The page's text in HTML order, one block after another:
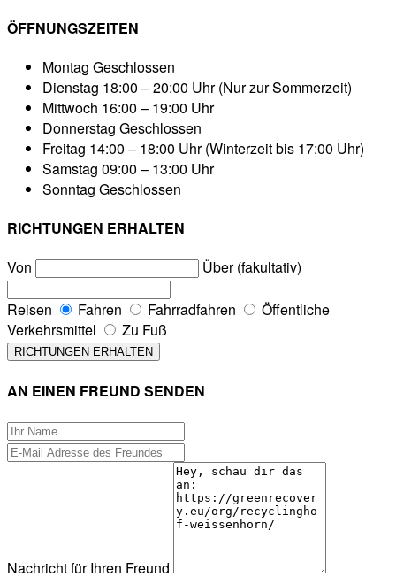
ÖFFNUNGSZEITEN
Montag Geschlossen
Dienstag 18:00 – 20:00 Uhr (Nur zur Sommerzeit)
Mittwoch 16:00 – 19:00 Uhr
Donnerstag Geschlossen
Freitag 14:00 – 18:00 Uhr (Winterzeit bis 17:00 Uhr)
Samstag 09:00 – 13:00 Uhr
Sonntag Geschlossen
RICHTUNGEN ERHALTEN
Von
Über (fakultativ)
Reisen Fahren Fahrradfahren
Öffentliche
Verkehrsmittel
Zu Fuß
AN EINEN FREUND SENDEN
Nachricht für Ihren Freund